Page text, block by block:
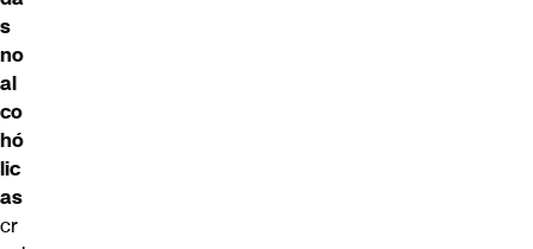
s
no
al
co
hó
lic
as
cr